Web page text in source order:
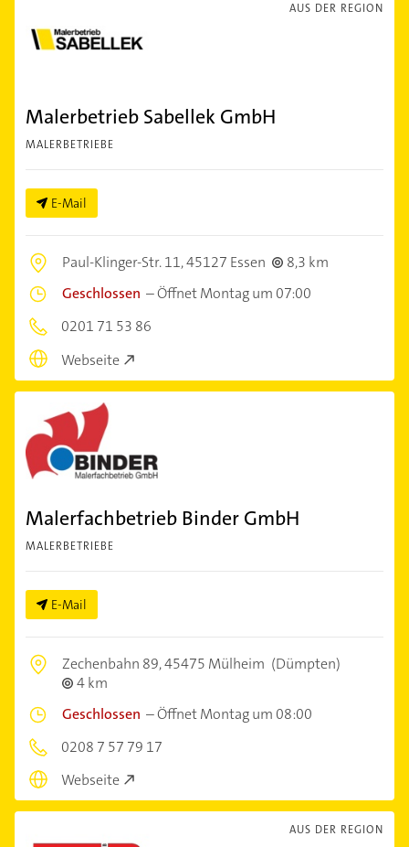
AUS DER REGION
Malerbetrieb Sabellek GmbH
MALERBETRIEBE
E-Mail
Paul-Klinger-Str. 11,45127 Essen
8,3 km
Geschlossen –Öffnet Montag um 07:00
0201 71 53 86
Webseite
Malerfachbetrieb Binder GmbH
MALERBETRIEBE
E-Mail
Zechenbahn 89,45475 Mülheim (Dümpten)
4 km
Geschlossen –Öffnet Montag um 08:00
0208 7 57 79 17
Webseite
AUS DER REGION